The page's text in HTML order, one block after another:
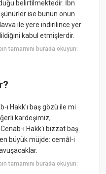
belirtilmektedir. İbn
ise bunun onun
ile yere indirilince yer
kabul etmişlerdir.
tamamını burada okuyun:
Hakk'ı baş gözü ile mi
kardeşimiz,
ı Hakk'ı bizzat baş
büyük müjde: cemâl-i
tamamını burada okuyun: